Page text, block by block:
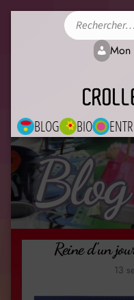
BLOG BIO
Mon
Blog
Reine d’un
13